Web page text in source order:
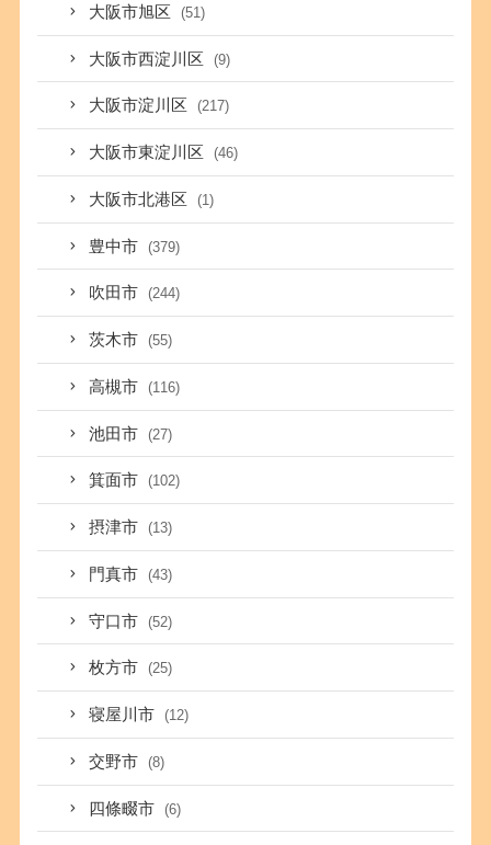
大阪市旭区 (51)
大阪市西淀川区 (9)
大阪市淀川区 (217)
大阪市東淀川区 (46)
大阪市北港区 (1)
豊中市 (379)
吹田市 (244)
茨木市 (55)
高槻市 (116)
池田市 (27)
箕面市 (102)
摂津市 (13)
門真市 (43)
守口市 (52)
枚方市 (25)
寝屋川市 (12)
交野市 (8)
四條畷市 (6)